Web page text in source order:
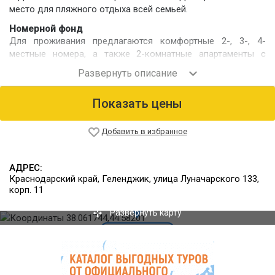
место для пляжного отдыха всей семьей.
Номерной фонд
Для проживания предлагаются комфортные 2-, 3-, 4-
местные номера, а также 2-комнатные апартаменты с
террасой и полностью оборудованной кухней. В числе
удобств — CD-плеер и телевизор с плоским экраном и
вид на море или горы. Кроме того, в каждом номере
имеется собственная ванная комната.
категориях номеров есть кухня для самостоятлеьного
приготовления своих любимых блюд.
Рядом с гостиницей находятся продуктовые магазины,
рынок, кафе.
Инфраструктура
На территории отеля организован трансфер, прокат
автомобилей и велосипедов. Окрестности базы идеально
подходят для велосипедных прогулок.
Показать цены
Добавить в избранное
АДРЕС:
Краснодарский край, Геленджик, улица Луначарского 133,
корп. 11
Развернуть карту